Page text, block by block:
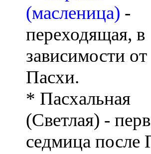
(масленица) -
переходящая, в
зависимости
Пасхи.
* Пасхальная
(Светлая) -
седмица после